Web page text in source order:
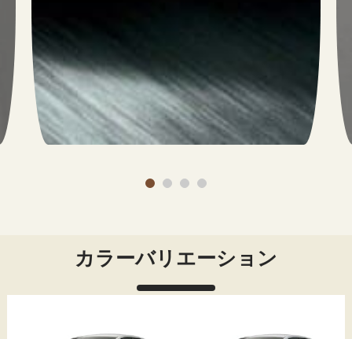
カラーバリエーション